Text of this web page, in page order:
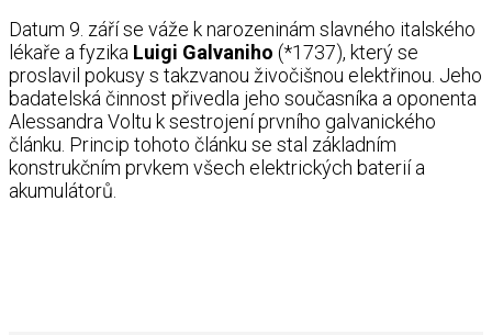
Datum 9. září se váže k narozeninám slavného italského
lékaře a fyzika Luigi Galvaniho (*1737), který se
proslavil pokusy s takzvanou živočišnou elektřinou. Jeho
badatelská činnost přivedla jeho současníka a oponenta
Alessandra Voltu k sestrojení prvního galvanického
článku. Princip tohoto článku se stal základním
konstrukčním prvkem všech elektrických baterií a
akumulátorů.